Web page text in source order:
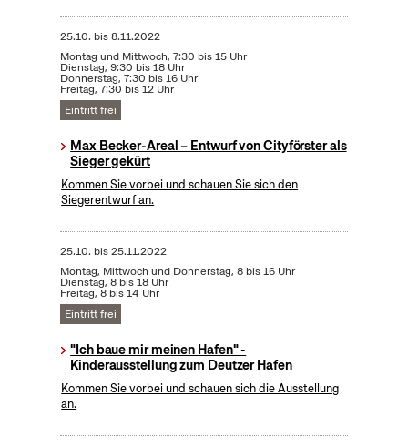
25.10. bis8.11.2022
Montag und Mittwoch, 7:30 bis 15 Uhr
Dienstag, 9:30 bis 18 Uhr
Donnerstag, 7:30 bis 16 Uhr
Freitag, 7:30 bis 12 Uhr
Eintritt frei
Max Becker-Areal – Entwurf von Cityförster als
Sieger gekürt
Kommen Sie vorbei und schauen Sie sich den
Siegerentwurf an.
25.10. bis25.11.2022
Montag, Mittwoch und Donnerstag, 8 bis 16 Uhr
Dienstag, 8 bis 18 Uhr
Freitag, 8 bis 14 Uhr
Eintritt frei
"Ich baue mir meinen Hafen" -
Kinderausstellung zum Deutzer Hafen
Kommen Sie vorbei und schauen sich die Ausstellung
an.